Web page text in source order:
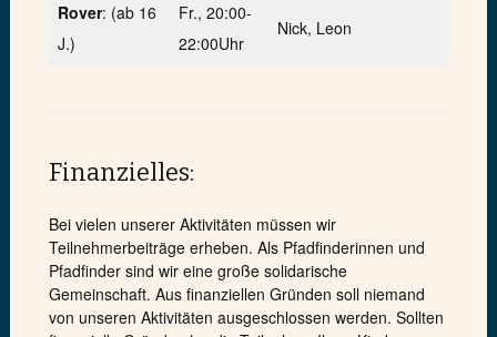
Rover: (ab 16
J.)
Fr., 20:00-
22:00Uhr
Nick, Leon
Finanzielles:
Bei vielen unserer Aktivitäten müssen wir
Teilnehmerbeiträge erheben. Als Pfadfinderinnen und
Pfadfinder sind wir eine große solidarische
Gemeinschaft. Aus finanziellen Gründen soll niemand
von unseren Aktivitäten ausgeschlossen werden. Sollten